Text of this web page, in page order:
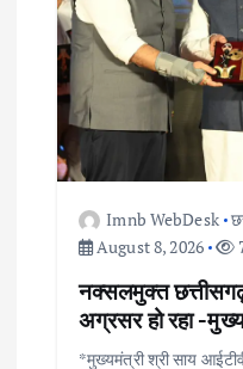
t
o
Imnb WebDesk
August 8, 2026
नक्सलमुक्त
अग्रसर हो रहा -
*मुख्यमंत्री श्री साय